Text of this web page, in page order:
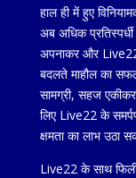
हाल ही में हुए
अब अधिक
अपनाकर और
बदलते माहौल का
सामग्री, सहज
लिए Live22 के
क्षमता का लाभ उठा
Live22 के साथ